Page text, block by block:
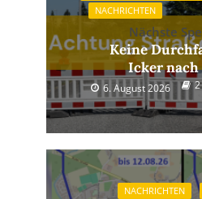
NACHRICHTEN
Nächste
Keine
Icker nach
6. August 2026 2
NACHRICHTEN